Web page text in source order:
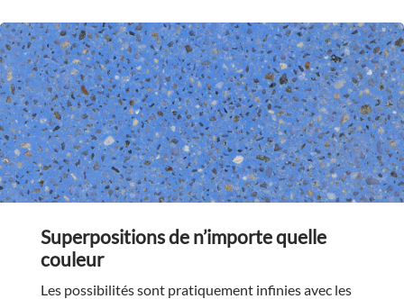
Superpositions de n’importe quelle
couleur
Les possibilités sont pratiquement infinies avec les